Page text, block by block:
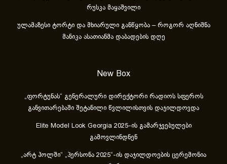
რუსკა მაყაშვილი
ულამაზესი ტორტი და მხიარული განწყობა – როგორ აღნიშნა
მანიკა ასათიანმა დაბადების დღე
New Box
„ფორტუნას“ გენერალური დირექტორი რადიოს სფეროს
განვითარებაში შეტანილი წვლილისთვის დაჯილდოვდა
Elite Model Look Georgia 2025-ის გამარჯვებულები
გამოვლინდნენ
„არტ ჰოლში“ „პერსონა 2025“-ის დაჯილდოების ცერემონია